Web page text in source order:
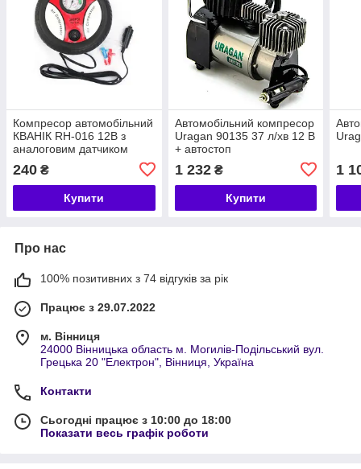
Компресор автомобільний
КВАНІК RH-016 12В з
аналоговим датчиком
240 ₴
Купити
Автомобільний компресор
Uragan 90135 37 л/хв 12 В
+ автостоп
1 232₴
Купити
1
Про нас
100% позитивних з 74 відгуків за рік
Працює з 29.07.2022
м. Вінниця
24000 Вінницька область м. Могилів-Подільський вул.
Грецька 20 "Електрон", Вінниця, Україна
Контакти
Сьогодні працює з 10:00 до 18:00
Показати весь графік роботи